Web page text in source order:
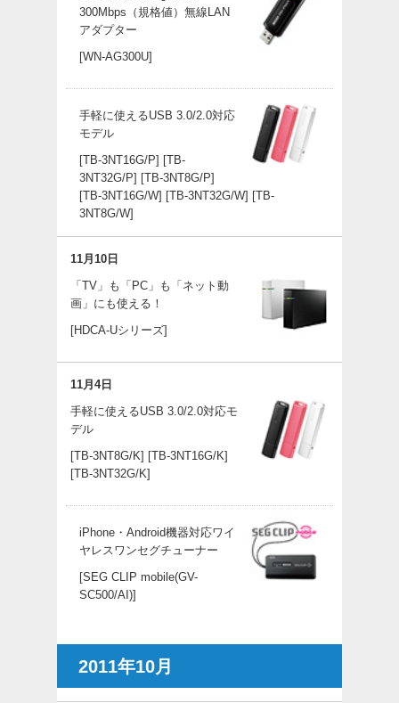
300Mbps（規格値）無線LAN
アダプター
[WN-AG300U]
手軽に使えるUSB 3.0/2.0対応
モデル
[TB-3NT16G/P] [TB-
3NT32G/P] [TB-3NT8G/P]
[TB-3NT16G/W] [TB-3NT32G/W] [TB-
3NT8G/W]
11月10日
「TV」も「PC」も「ネット動
画」にも使える！
[HDCA-Uシリーズ]
11月4日
手軽に使えるUSB 3.0/2.0対応モ
デル
[TB-3NT8G/K] [TB-3NT16G/K]
[TB-3NT32G/K]
iPhone・Android機器対応ワイ
ヤレスワンセグチューナー
[SEG CLIP mobile(GV-
SC500/AI)]
2011年10月